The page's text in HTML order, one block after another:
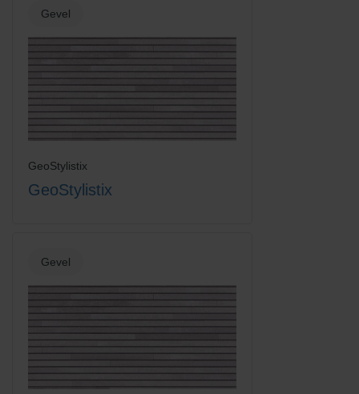
Shaded Saffron/Orange
Gevel
GeoStylistix
GeoStylistix
Gevel